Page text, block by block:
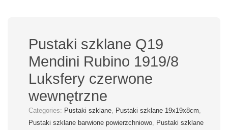
Pustaki szklane Q19
Mendini Rubino 1919/8
Luksfery czerwone
wewnętrzne
Categories: Pustaki szklane Pustaki szklane 19x19x8cm
Pustaki szklane barwione powierzchniowo
Pustaki szklane